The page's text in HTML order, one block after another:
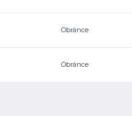
Obránce
Obránce